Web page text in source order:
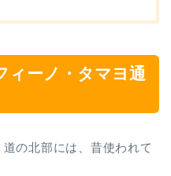
ィーノ・タマヨ通
の北部には、昔使われて